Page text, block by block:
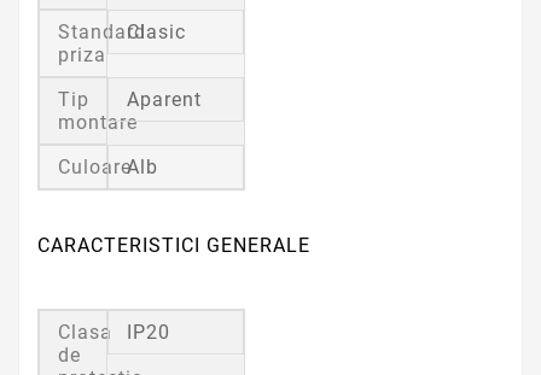
Standard
priza
Clasic
Tip
montare
Aparent
CuloareAlb
CARACTERISTICI GENERALE
Clasa
de
IP20